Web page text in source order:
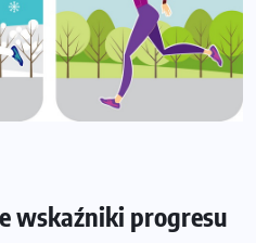
wskaźniki progresu